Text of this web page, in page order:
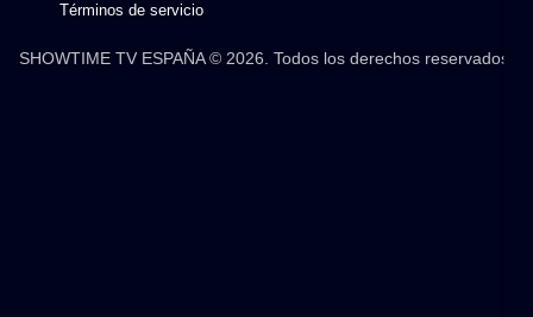
Términos de servicio
SHOWTIME TV ESPAÑA © 2026. Todos los derechos reservados.